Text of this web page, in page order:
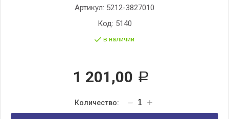
Артикул: 5212-3827010
Код: 5140
в наличии
1 201,00 Р